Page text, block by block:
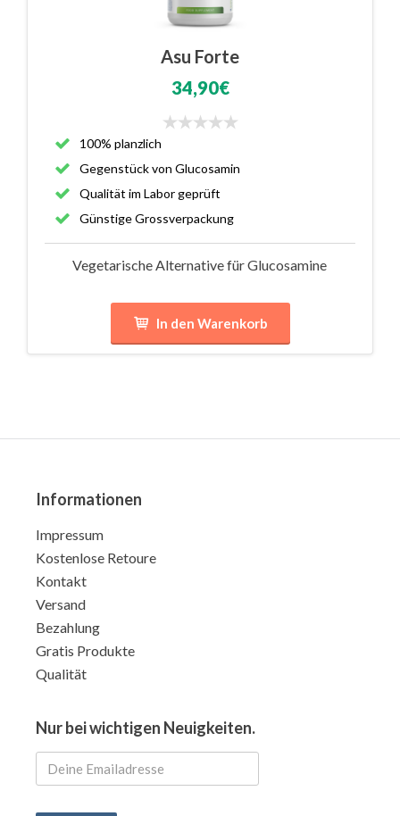
Asu Forte
34,90€
100% planzlich
Gegenstück von Glucosamin
Qualität im Labor geprüft
Günstige Grossverpackung
Vegetarische Alternative für Glucosamine
In den Warenkorb
Informationen
Impressum
Kostenlose Retoure
Kontakt
Versand
Bezahlung
Gratis Produkte
Qualität
Nur bei wichtigen Neuigkeiten.